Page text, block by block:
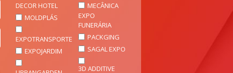
DECOR HOTEL
MOLDPLÁS
EXPOTRANSPORTE
EXPOJARDIM
MECÂNICA
EXPO
FUNERÁRIA
PACKGING
SAGAL EXPO
3D ADDITIVE